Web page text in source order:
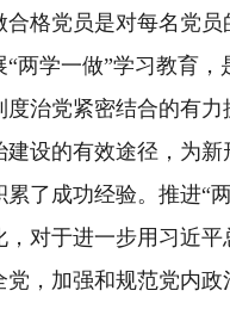
合格党员是对每名党员
两学一做”学习教育，
度治党紧密结合的有力
建设的有效途径，为新
了成功经验。推进“
，对于进一步用习近平
党，加强和规范党内政